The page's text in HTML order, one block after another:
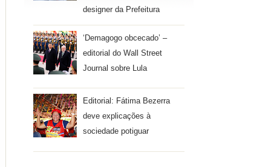
designer da Prefeitura
‘Demagogo obcecado’ –
editorial do Wall Street
Journal sobre Lula
Editorial: Fátima Bezerra
deve explicações à
sociedade potiguar